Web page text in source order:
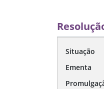
Situação
Ementa